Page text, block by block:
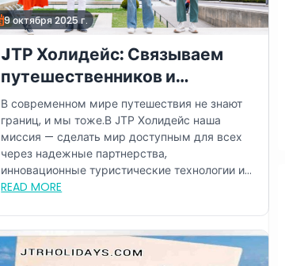
9 октября 2025 г.
JТР Холидейс: Связываем
путешественников и
направления по всему миру
В современном мире путешествия не знают
границ, и мы тоже.В JТР Холидейс наша
миссия — сделать мир доступным для всех
через надежные партнерства,
инновационные туристические технологии и
исключительны...
READ MORE